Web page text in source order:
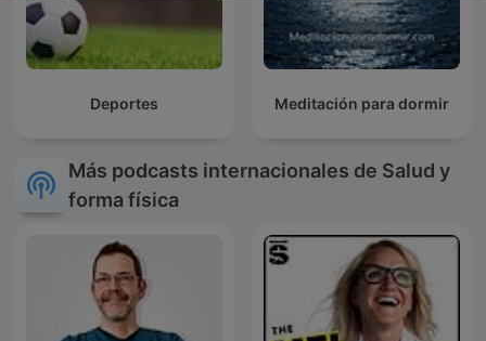
Deportes Meditación para dormir
Más podcasts internacionales de Salud y
forma física